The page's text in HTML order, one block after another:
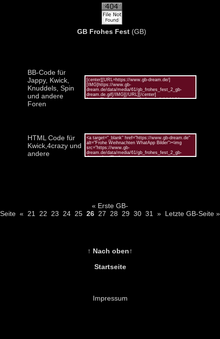
GB Frohes Fest (GB)
BB-Code für
Jappy, Kwick,
Knuddels, Spin
und andere
Foren
HTML Code für
Kwick,4crazy und
andere
« Erste GB-
Seite « 21 22 23 24 25 26 27 28 29 30 31 » Letzte GB-Seite »
↑ Nach oben↑
Startseite
Impressum